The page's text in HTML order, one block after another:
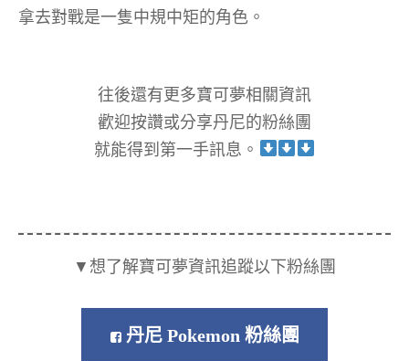
拿去對戰是一隻中規中矩的角色。
往後還有更多寶可夢相關資訊
歡迎按讚或分享丹尼的粉絲團
就能得到第一手訊息。
▼想了解寶可夢資訊追蹤以下粉絲團
丹尼 Pokemon 粉絲團